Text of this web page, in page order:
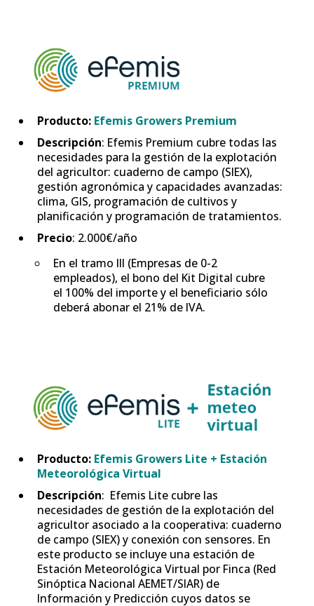
Producto: Efemis Growers Premium
Descripción: Efemis Premium cubre todas las
necesidades para la gestión de la explotación
del agricultor: cuaderno de campo (SIEX),
gestión agronómica y capacidades avanzadas:
clima, GIS, programación de cultivos y
planificación y programación de tratamientos.
Precio: 2.000€/año
En el tramo III (Empresas de 0-2
empleados), el bono del Kit Digital cubre
el 100% del importe y el beneficiario sólo
deberá abonar el 21% de IVA.
Producto: Efemis Growers Lite + Estación
Meteorológica Virtual
Descripción: Efemis Lite cubre las
necesidades de gestión de la explotación del
agricultor asociado a la cooperativa: cuaderno
de campo (SIEX) y conexión con sensores. En
este producto se incluye una estación de
Estación Meteorológica Virtual por Finca (Red
Sinóptica Nacional AEMET/SIAR) de
Información y Predicción cuyos datos se